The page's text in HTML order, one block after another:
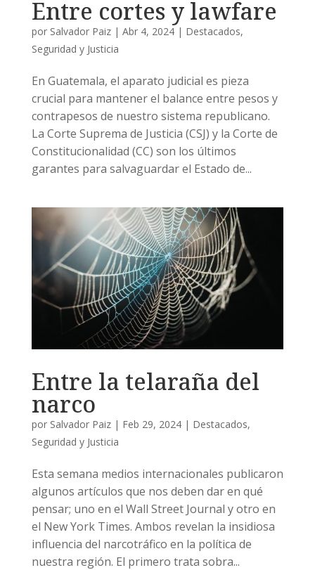
Entre cortes y lawfare
por Salvador Paiz| Abr 4, 2024| Destacados,
Seguridad y Justicia
En Guatemala, el aparato judicial es pieza
crucial para mantener el balance entre pesos y
contrapesos de nuestro sistema republicano.
La Corte Suprema de Justicia (CSJ) y la Corte de
Constitucionalidad (CC) son los últimos
garantes para salvaguardar el Estado de...
Entre la telaraña del
narco
por Salvador Paiz| Feb 29, 2024| Destacados,
Seguridad y Justicia
Esta semana medios internacionales publicaron
algunos artículos que nos deben dar en qué
pensar; uno en el Wall Street Journal y otro en
el New York Times. Ambos revelan la insidiosa
influencia del narcotráfico en la política de
nuestra región. El primero trata sobra...